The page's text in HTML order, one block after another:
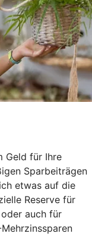
Geld für Ihre
Sparbeiträgen
etwas auf die
Reserve für
auch für